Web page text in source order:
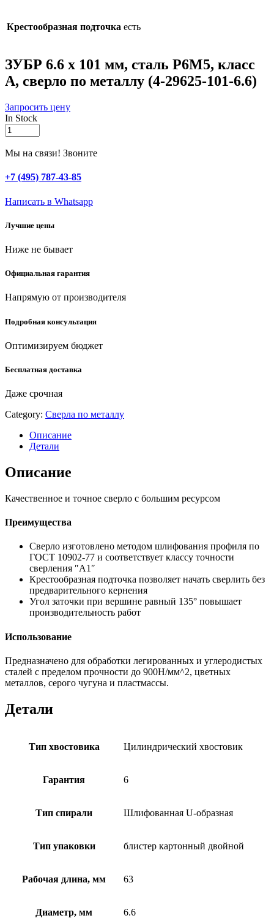
Крестообразная подточка есть
ЗУБР 6.6 х 101 мм, сталь Р6М5, класс
А, сверло по металлу (4-29625-101-6.6)
Запросить цену
In Stock
ЗУБР
6.6
х
мм,
сталь
класс
сверло
металлу
29625-
6.6)
quantity
Мы на связи! Звоните
+7 (495) 787-43-85
Написать в Whatsapp
Лучшие цены
Ниже не бывает
Официальная гарантия
Напрямую от производителя
Подробная консультация
Оптимизируем бюджет
Бесплатная доставка
Даже срочная
Category: Сверла по металлу
Описание
Детали
Описание
Качественное и точное сверло с большим ресурсом
Преимущества
Сверло изготовлено методом шлифования профиля по
ГОСТ 10902-77 и соответствует классу точности
сверления ″А1″
Крестообразная подточка позволяет начать сверлить без
предварительного кернения
Угол заточки при вершине равный 135° повышает
производительность работ
Использование
Предназначено для обработки легированных и углеродистых
сталей с пределом прочности до 900Н/мм^2, цветных
металлов, серого чугуна и пластмассы.
Детали
Тип хвостовика Цилиндрический хвостовик
Гарантия 6
Тип спирали Шлифованная U-образная
Тип упаковки блистер картонный двойной
Рабочая длина, мм 63
Диаметр, мм 6.6